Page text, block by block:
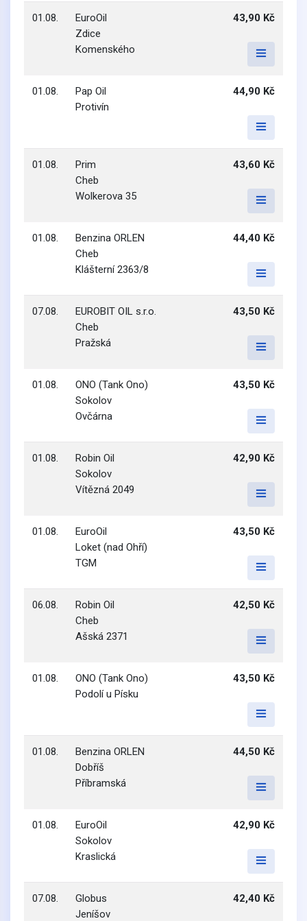
01.08.
EuroOil
Zdice
Komenského
43,90 Kč
01.08.
Pap Oil
Protivín
44,90 Kč
01.08.
Prim
Cheb
Wolkerova 35
43,60 Kč
01.08.
Benzina ORLEN
Cheb
Klášterní 2363/8
44,40 Kč
07.08.
EUROBIT OIL s.r.o.
Cheb
Pražská
43,50 Kč
01.08.
ONO (Tank Ono)
Sokolov
Ovčárna
43,50 Kč
01.08.
Robin Oil
Sokolov
Vítězná 2049
42,90 Kč
01.08.
EuroOil
Loket (nad Ohří)
TGM
43,50 Kč
06.08.
Robin Oil
Cheb
Ašská 2371
42,50 Kč
01.08.
ONO (Tank Ono)
Podolí u Písku
43,50 Kč
01.08.
Benzina ORLEN
Dobříš
Příbramská
44,50 Kč
01.08.
EuroOil
Sokolov
Kraslická
42,90 Kč
07.08.
Globus
Jeníšov
42,40 Kč